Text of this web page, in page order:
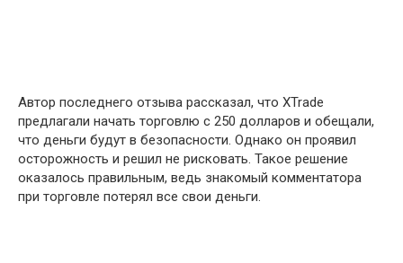
Автор последнего отзыва рассказал, что XTrade
предлагали начать торговлю с 250 долларов и обещали,
что деньги будут в безопасности. Однако он проявил
осторожность и решил не рисковать. Такое решение
оказалось правильным, ведь знакомый комментатора
при торговле потерял все свои деньги.